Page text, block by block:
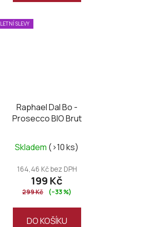
LETNÍ SLEVY
Raphael Dal Bo -
Prosecco BIO Brut
Skladem (>10 ks)
164,46 Kč bez DPH
199 Kč
299 Kč (–33 %)
DO KOŠÍKU